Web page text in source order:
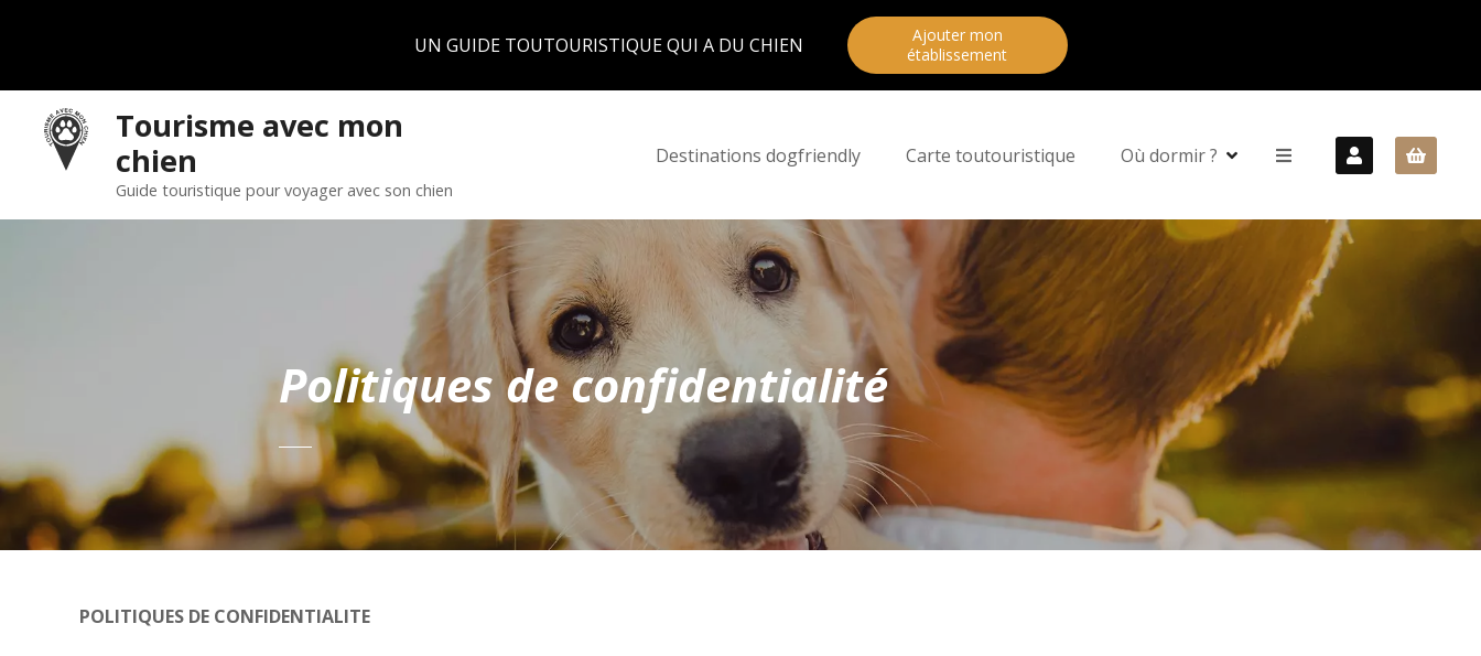
UN GUIDE TOUTOURISTIQUE QUI A DU CHIEN
Ajouter mon
établissement
Tourisme avec mon
chien
Guide touristique pour voyager avec son chien
Destinations dogfriendly Carte toutouristique Où dormir ?
Politiques de confidentialité
POLITIQUES DE CONFIDENTIALITE